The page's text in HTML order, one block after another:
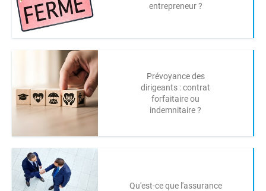
entrepreneur ?
Prévoyance des
dirigeants : contrat
forfaitaire ou
indemnitaire ?
Qu'est-ce que l'assurance